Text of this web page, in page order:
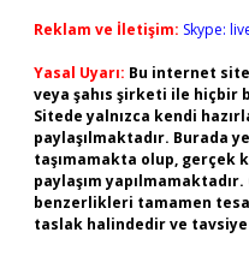
Reklam ve İletişim: Skype:
Yasal Uyarı: Bu internet
veya şahıs şirketi ile hiçbir
Sitede yalnızca kendi
paylaşılmaktadır. Burada
taşımamakta olup, gerçek
paylaşım
benzerlikleri tamamen
taslak halindedir ve